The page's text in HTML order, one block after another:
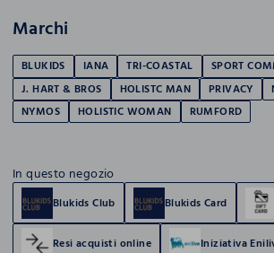
Marchi
BLUKIDS IANA TRI-COASTAL
SPORT
J. HART & BROS
HOLISTC MAN PRIVACY
NYMOS
HOLISTIC WOMAN RUMFORD
In questo negozio
Blukids Club Blukids Card
Resi acquisti online Iniziativa